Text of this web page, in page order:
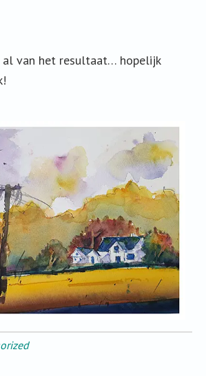
al van het resultaat… hopelijk